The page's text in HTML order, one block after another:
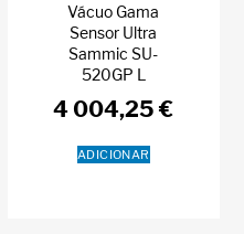
Vácuo Gama
Sensor Ultra
Sammic SU-
520GP L
4 004,25€
ADICIONAR